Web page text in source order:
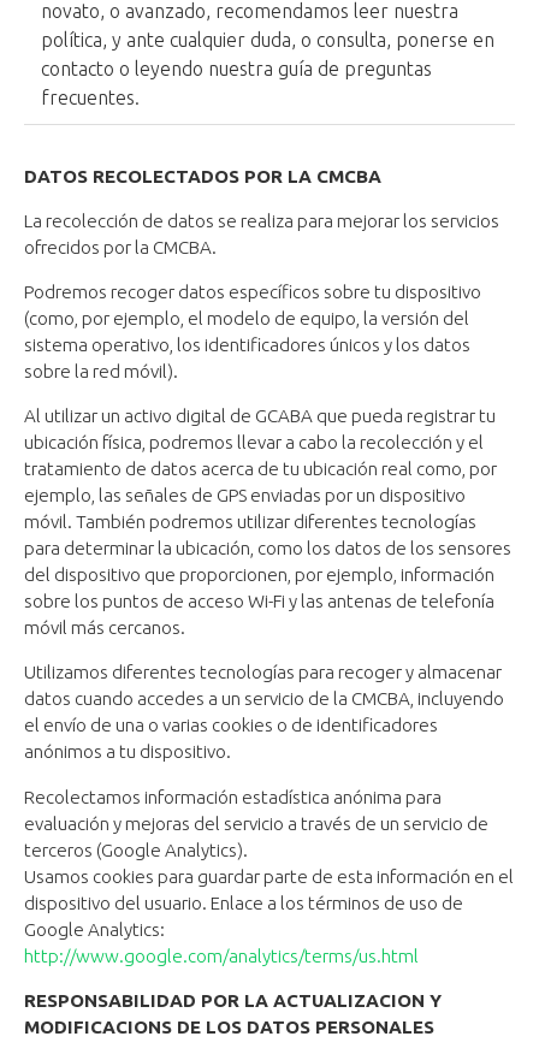
novato, o avanzado, recomendamos leer nuestra
política, y ante cualquier duda, o consulta, ponerse en
contacto o leyendo nuestra guía de preguntas
frecuentes.
DATOS RECOLECTADOS POR LA CMCBA
La recolección de datos se realiza para mejorar los servicios
ofrecidos por la CMCBA.
Podremos recoger datos específicos sobre tu dispositivo
(como, por ejemplo, el modelo de equipo, la versión del
sistema operativo, los identificadores únicos y los datos
sobre la red móvil).​
Al utilizar un activo digital de GCABA que pueda registrar tu
ubicación física, podremos llevar a cabo la recolección y el
tratamiento de datos acerca de tu ubicación real como, por
ejemplo, las señales de GPS enviadas por un dispositivo
móvil. También podremos utilizar diferentes tecnologías
para determinar la ubicación, como los datos de los sensores
del dispositivo que proporcionen, por ejemplo, información
sobre los puntos de acceso Wi-Fi y las antenas de telefonía
móvil más cercanos.
Utilizamos diferentes tecnologías para recoger y almacenar
datos cuando accedes a un servicio de la CMCBA, incluyendo
el envío de una o varias cookies o de identificadores
anónimos a tu dispositivo.
Recolectamos información estadística anónima para
evaluación y mejoras del servicio a través de un servicio de
terceros (Google Analytics).
Usamos cookies para guardar parte de esta información en el
dispositivo del usuario. Enlace a los términos de uso de
Google Analytics:
http://www.google.com/analytics/terms/us.html
RESPONSABILIDAD POR LA ACTUALIZACION Y
MODIFICACIONS DE LOS DATOS PERSONALES